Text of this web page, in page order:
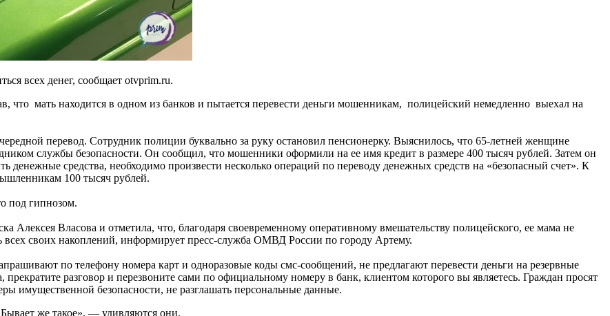
всех денег, сообщает otvprim.ru.
что мать находится в одном из банков и пытается перевести деньги мошенникам, полицейский немедленно выехал на
перевод. Сотрудник полиции буквально за руку остановил пенсионерку. Выяснилось, что 65-летней женщине
службы безопасности. Он сообщил, что мошенники оформили на ее имя кредит в размере 400 тысяч рублей. Затем он
денежные средства, необходимо произвести несколько операций по переводу денежных средств на «безопасный счет». К
100 тысяч рублей.
под гипнозом.
Алексея Власова и отметила, что, благодаря своевременному оперативному вмешательству полицейского, ее мама не
своих накоплений, информирует пресс-служба ОМВД России по городу Артему.
по телефону номера карт и одноразовые коды смс-сообщений, не предлагают перевести деньги на резервные
разговор и перезвоните сами по официальному номеру в банк, клиентом которого вы являетесь. Граждан просят
имущественной безопасности, не разглашать персональные данные.
же такое», — удивляются они.